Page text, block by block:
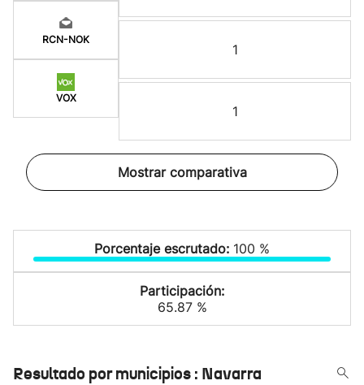
RCN-NOK
VOX
1
1
Mostrar comparativa
Porcentaje escrutado: 100 %
Participación:
65.87 %
Resultado por municipios : Navarra